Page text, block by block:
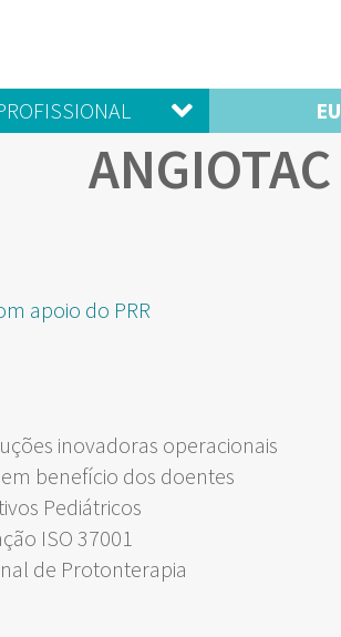
EU
ANGIOTAC
apoio do PRR
inovadoras operacionais
benefício dos doentes
Pediátricos
ISO 37001
de Protonterapia